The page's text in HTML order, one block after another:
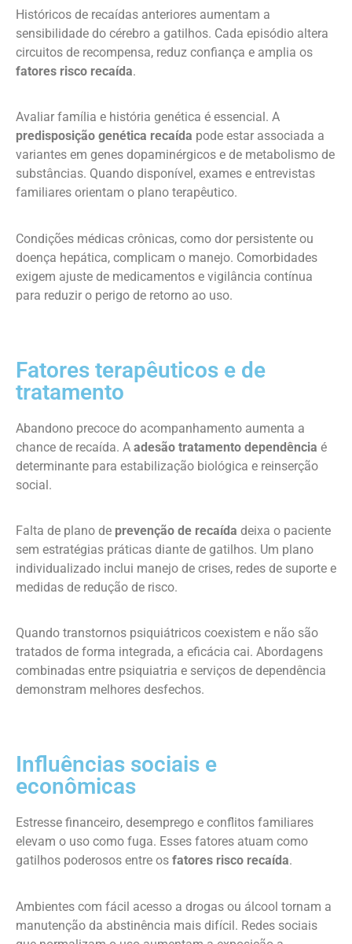
Históricos de recaídas anteriores aumentam a
sensibilidade do cérebro a gatilhos. Cada episódio altera
circuitos de recompensa, reduz confiança e amplia os
fatores risco recaída.
Avaliar família e história genética é essencial. A
predisposição genética recaída pode estar associada a
variantes em genes dopaminérgicos e de metabolismo de
substâncias. Quando disponível, exames e entrevistas
familiares orientam o plano terapêutico.
Condições médicas crônicas, como dor persistente ou
doença hepática, complicam o manejo. Comorbidades
exigem ajuste de medicamentos e vigilância contínua
para reduzir o perigo de retorno ao uso.
Fatores terapêuticos e de
tratamento
Abandono precoce do acompanhamento aumenta a
chance de recaída. A adesão tratamento dependência é
determinante para estabilização biológica e reinserção
social.
Falta de plano de prevenção de recaída deixa o paciente
sem estratégias práticas diante de gatilhos. Um plano
individualizado inclui manejo de crises, redes de suporte e
medidas de redução de risco.
Quando transtornos psiquiátricos coexistem e não são
tratados de forma integrada, a eficácia cai. Abordagens
combinadas entre psiquiatria e serviços de dependência
demonstram melhores desfechos.
Influências sociais e
econômicas
Estresse financeiro, desemprego e conflitos familiares
elevam o uso como fuga. Esses fatores atuam como
gatilhos poderosos entre os fatores risco recaída.
Ambientes com fácil acesso a drogas ou álcool tornam a
manutenção da abstinência mais difícil. Redes sociais